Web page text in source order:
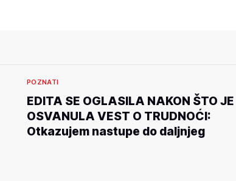
POZNATI
EDITA SE OGLASILA NAKON ŠTO JE
OSVANULA VEST O TRUDNOĆI:
Otkazujem nastupe do daljnjeg